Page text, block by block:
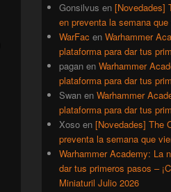
Gonsilvus en [Novedades]
en preventa la semana
WarFac en Warhammer
plataforma para dar tus
pagan en Warhammer
plataforma para dar tus
Swan en Warhammer
plataforma para dar tus
Xoso en [Novedades] The
preventa la semana que
Warhammer Academy: La
dar tus primeros pasos –
Miniaturil Julio 2026